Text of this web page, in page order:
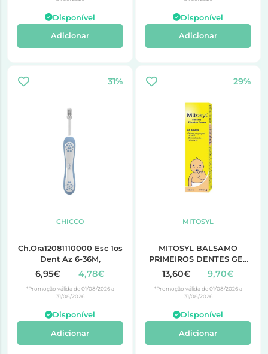
Disponível
Adicionar
Disponível
Adicionar
31%
CHICCO
Ch.Ora12081110000 Esc 1os
Dent Az 6-36M,
6,95€ 4,78€
*Promoção válida de 01/08/2026 a
31/08/2026
Disponível
Adicionar
29%
MITOSYL
MITOSYL BALSAMO
PRIMEIROS DENTES GEL
25ml
13,60€ 9,70€
*Promoção válida de 01/08/2026 a
31/08/2026
Disponível
Adicionar